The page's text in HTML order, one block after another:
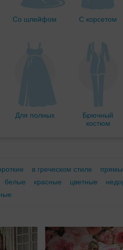
Со шлейфом С корсетом
Для полных
Брючный
костюм
в греческом стиле
белые красные цветные